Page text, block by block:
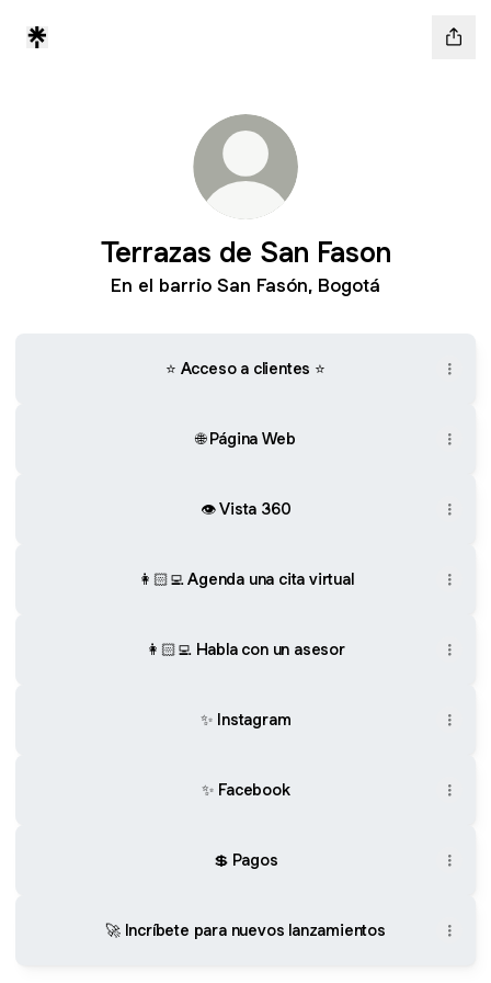
Terrazas de San Fason
En el barrio San Fasón, Bogotá
⭐ Acceso a clientes ⭐
🌐 Página Web
👁️ Vista 360
👩🏻‍💻 Agenda una cita virtual
👩🏻‍💻 Habla con un asesor
✨ Instagram
✨ Facebook
💲 Pagos
🚀 Incríbete para nuevos lanzamientos